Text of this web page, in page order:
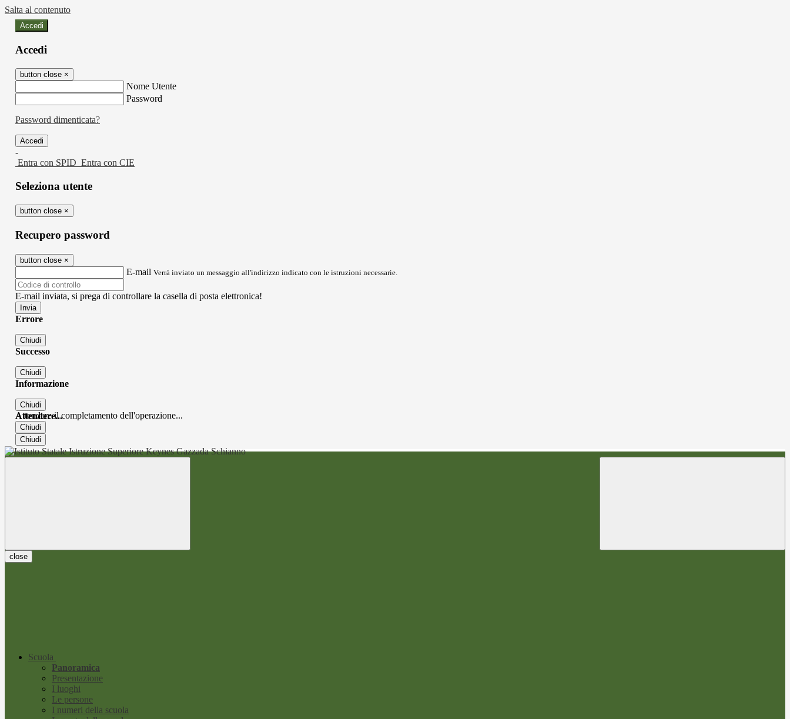
Salta al contenuto
Accedi
Accedi
button close ×
Nome Utente
Password
Password dimenticata?
-
Entra con SPID Entra con CIE
Seleziona utente
button close ×
Recupero password
button close ×
E-mail Verrà inviato un messaggio all'indirizzo indicato con le istruzioni necessarie.
E-mail inviata, si prega di controllare la casella di posta elettronica!
Errore
Chiudi
Successo
Chiudi
Informazione
Chiudi
Attendere...
Attendere il completamento dell'operazione...
Chiudi
Chiudi
close
Scuola
Panoramica
Presentazione
I luoghi
Le persone
I numeri della scuola